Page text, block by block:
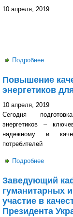
10 апреля, 2019
Подробнее
Повышение
энергетиков
10 апреля, 2019
Сегодня
энергетиков –
надежному и
потребителей
Подробнее
Заведующий
гуманитарных
участие в
Президента